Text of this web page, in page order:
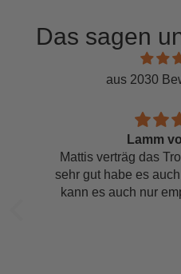
Das sagen
aus 2030
Lamm
Mattis verträg das
sehr gut habe es
kann es auch nur